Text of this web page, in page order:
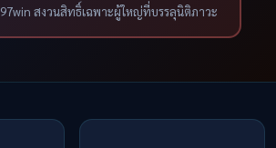
97win สงวนสิทธิ์เฉพาะผู้ใหญ่ที่บรรลุนิติภาวะ